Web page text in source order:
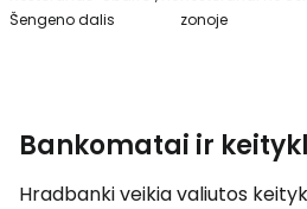
Šengeno dalis
zonoje
Bankomatai ir
Hradbanki veikia valiutos